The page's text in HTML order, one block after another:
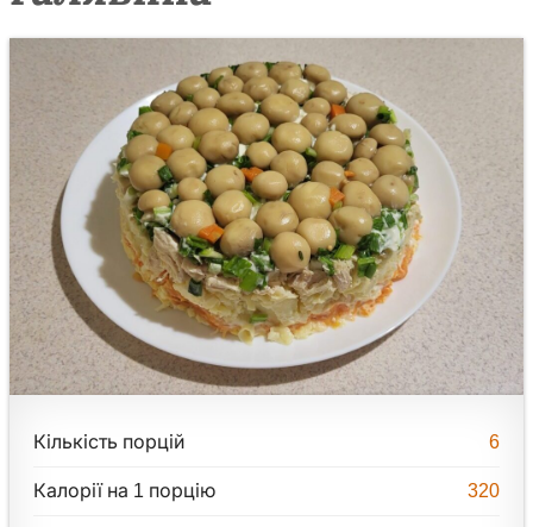
Кількість порцій 6
Калорії на 1 порцію 320